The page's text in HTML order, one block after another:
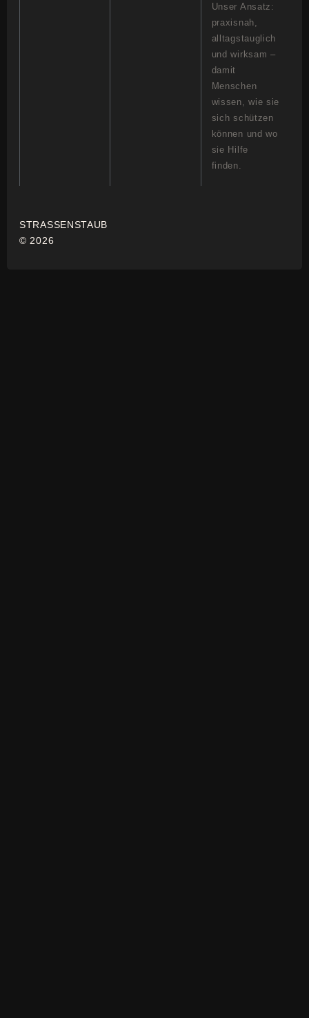
Unser Ansatz:
praxisnah,
alltagstauglich
und wirksam –
damit
Menschen
wissen, wie sie
sich schützen
können und wo
sie Hilfe
finden.
STRASSENSTAUB
© 2026